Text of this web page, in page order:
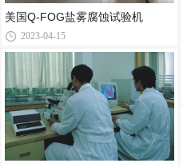
美国Q-FOG盐雾腐蚀试验机
2023-04-15